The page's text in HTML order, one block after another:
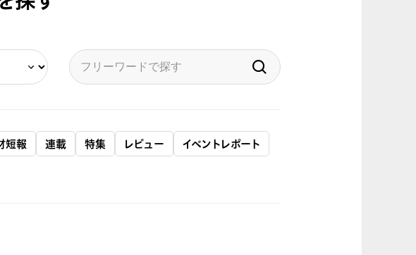
短報 連載 特集 レビュー
イベントレポート